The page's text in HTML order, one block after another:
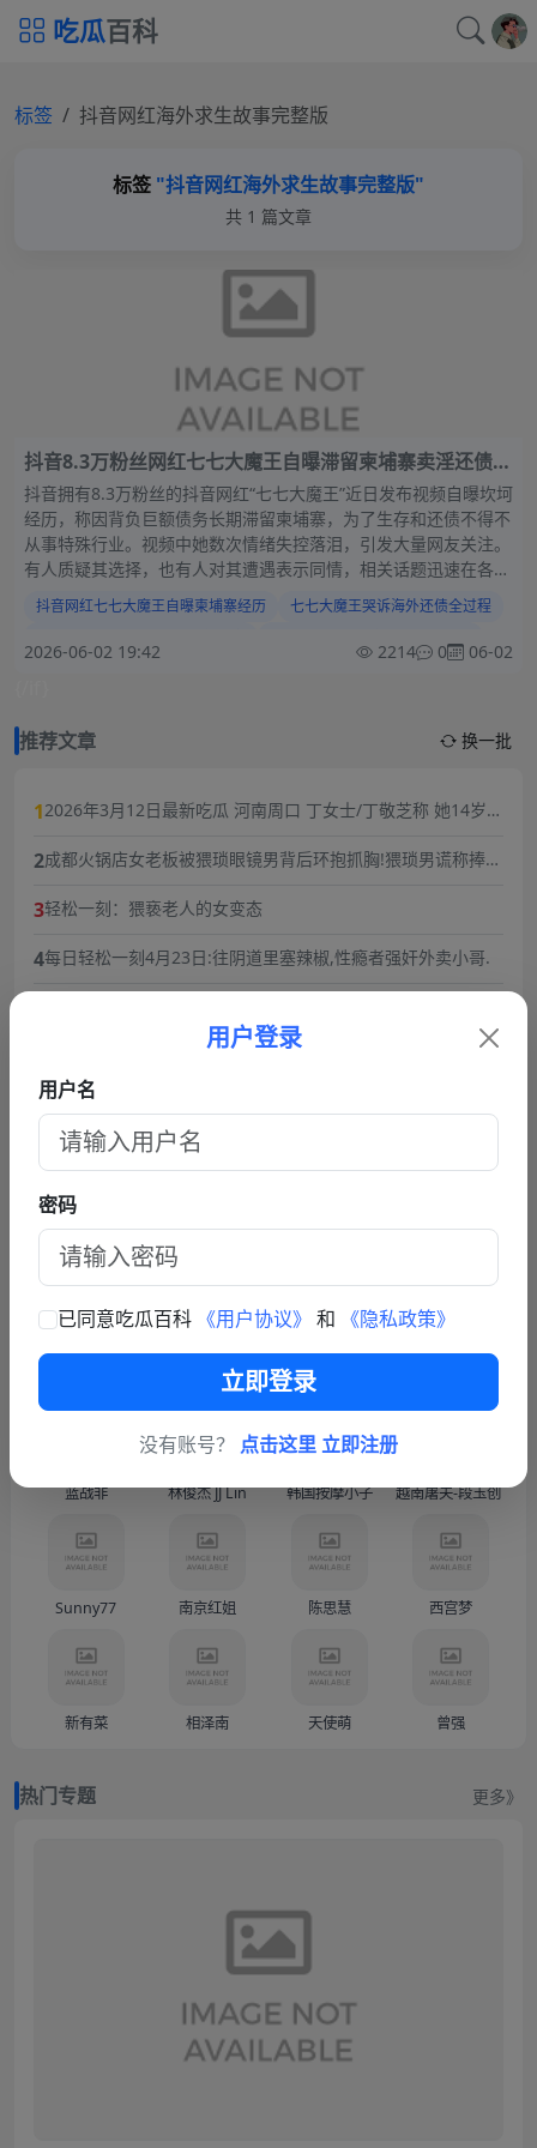
吃瓜百科
标签 抖音网红海外求生故事完整版
标签 "抖音网红海外求生故事完整版"
共 1 篇文章
抖音8.3万粉丝网红七七大魔王自曝滞留柬埔寨卖淫还债，
崩溃痛哭引发全网热议
抖音拥有8.3万粉丝的抖音网红“七七大魔王”近日发布视频自曝坎坷
经历，称因背负巨额债务长期滞留柬埔寨，为了生存和还债不得不
从事特殊行业。视频中她数次情绪失控落泪，引发大量网友关注。
有人质疑其选择，也有人对其遭遇表示同情，相关话题迅速在各大
社交平台传播发酵。
抖音网红七七大魔王自曝柬埔寨经历
七七大魔王哭诉海外还债全过程
2026-06-02 19:42 2214 0 06-02
推荐文章
换一批
12026年3月12日最新吃瓜 河南周口 丁女士/丁敬芝称 她14岁时
暴力虐待囚禁
2成都火锅店女老板被猥琐眼镜男背后环抱抓胸!猥琐男谎称捧女
3轻松一刻：猥亵老人的女变态
4每日轻松一刻4月23日:往阴道里塞辣椒,性瘾者强奸外卖小哥.
细巨乳傲人最新一对一高价付费福利兄弟们快来感受榜一大哥
从抚仙湖梦碎到过往风波：黑料明星华晨宇事件复盘，流量与
责任的双重必修课
查看更多文章
联系我们
商务联系TG: https://t.me/fy587
热门人物 更多
蓝战非 林俊杰 JJ Lin 韩国按摩小子 越南屠夫-段玉创（
Sunny77 南京红姐 陈思慧 西宫梦
新有菜 相泽南 天使萌 曾强
热门专题 更多》
用户登录
用户名
密码
已同意吃瓜百科 《用户协议》 和 《隐私政策》
立即登录
没有账号？ 点击这里 立即注册